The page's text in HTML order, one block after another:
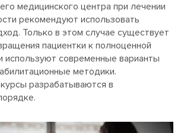
медицинского центра при лечении
рекомендуют использовать
Только в этом случае существует
пациентки к полноценной
используют современные варианты
методики.
разрабатываются в